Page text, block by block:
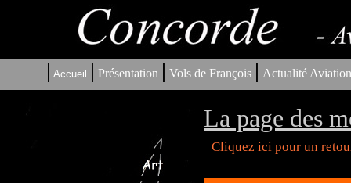
| Accueil | Présentation | Vols de François | Actualité
La page des
Cliquez ici pour un